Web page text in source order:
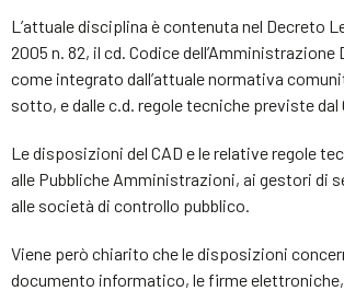
L’attuale disciplina è contenuta nel Decreto
2005 n. 82, il cd. Codice dell’Amministrazione
come integrato dall’attuale normativa
sotto, e dalle c.d. regole tecniche previste dal
Le disposizioni del CAD e le relative regole
alle Pubbliche Amministrazioni, ai gestori di
alle società di controllo pubblico.
Viene però chiarito che le disposizioni
documento informatico, le firme